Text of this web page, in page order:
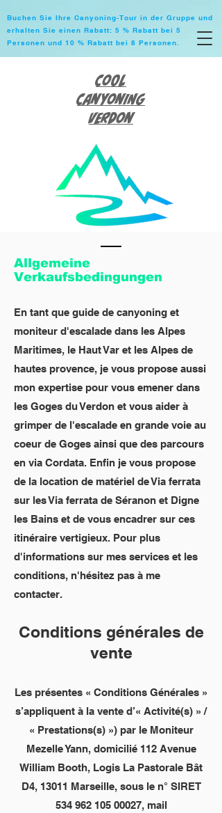
Buchen Sie Ihre Canyoning-Tour in der Gruppe und
erhalten Sie einen Rabatt: 5 % Rabatt bei 5
Personen und 10 % Rabatt bei 8 Personen.
Cool
Canyoning
Verdon
Allgemeine
Verkaufsbedingungen
En tant que guide de canyoning et
moniteur d'escalade dans les Alpes
Maritimes, le Haut Var et les Alpes de
hautes provence, je vous propose aussi
mon expertise pour vous emener dans
les Goges du Verdon et vous aider à
grimper de l'escalade en grande voie au
coeur de Goges ainsi que des parcours
en via Cordata. Enfin je vous propose
de la location de matériel de Via ferrata
sur les Via ferrata de Séranon et Digne
les Bains et de vous encadrer sur ces
itinéraire vertigieux. Pour plus
d'informations sur mes services et les
conditions, n'hésitez pas à me
contacter.
Conditions générales de
vente
Les présentes « Conditions Générales »
s’appliquent à la vente d’« Activité(s) » /
« Prestations(s) ») par le Moniteur
Mezelle Yann, domicilié 112 Avenue
William Booth, Logis La Pastorale Bât
D4, 13011 Marseille, sous le n° SIRET
534 962 105 00027, mail